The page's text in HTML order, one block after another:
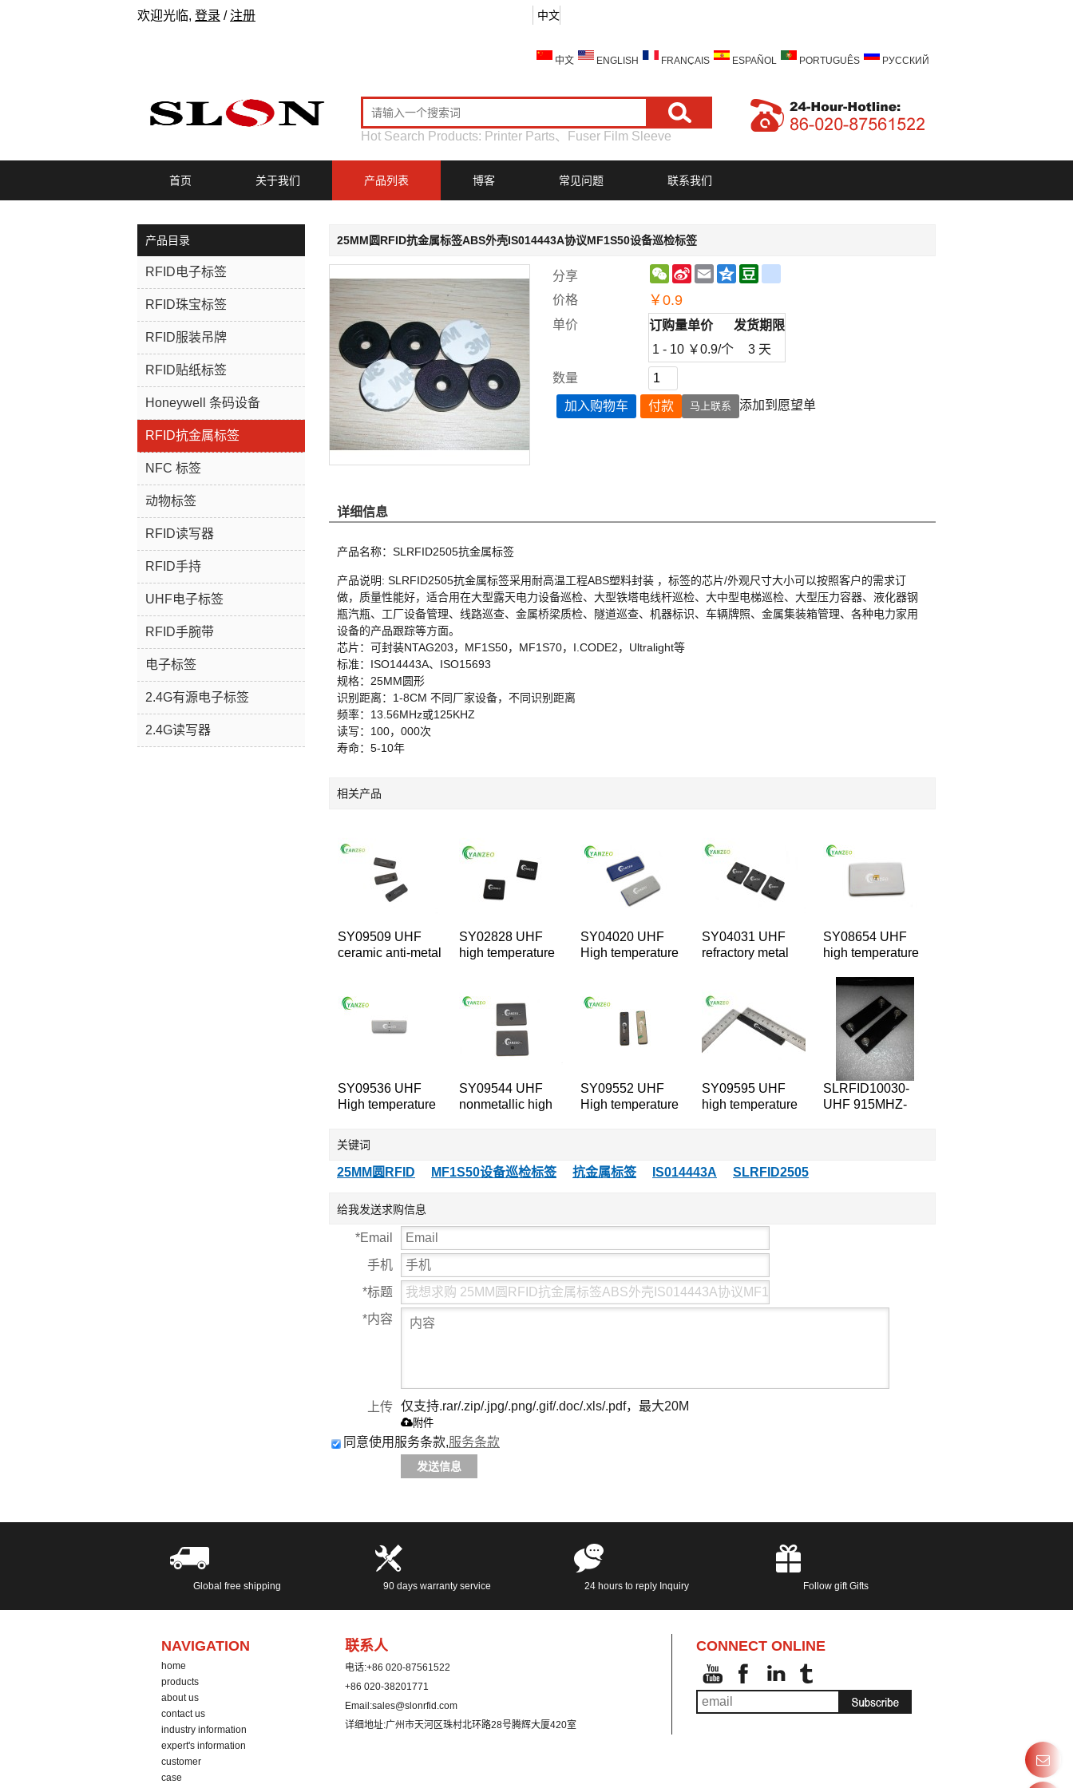
欢迎光临, 登录 / 注册 中文
中文 ENGLISH FRANÇAIS ESPAÑOL PORTUGUÊS РУССКИЙ
Hot Search Products: Printer Parts、 Fuser Film Sleeve
首页 关于我们 产品列表 博客 常见问题 联系我们
产品目录
RFID电子标签
RFID珠宝标签
RFID服装吊牌
RFID贴纸标签
Honeywell 条码设备
RFID抗金属标签
NFC 标签
动物标签
RFID读写器
RFID手持
UHF电子标签
RFID手腕带
电子标签
2.4G有源电子标签
2.4G读写器
25MM圆RFID抗金属标签ABS外壳IS014443A协议MF1S50设备巡检标签
分享 WeChat
Sina
Weibo
EmailQzone
价格 ￥0.9
单价 订购量单价
发货期限
1 - 10 ￥0.9/个 3 天
数量
加入购物车 付款 马上联系 添加到愿望单
详细信息
产品名称：SLRFID2505抗金属标签
产品说明: SLRFID2505抗金属标签采用耐高温工程ABS塑料封装 ，标签的芯片/外观尺寸大小可以按照客户的需求订
做，质量性能好，适合用在大型露天电力设备巡检、大型铁塔电线杆巡检、大中型电梯巡检、大型压力容器、液化器钢
瓶汽瓶、工厂设备管理、线路巡查、金属桥梁质检、隧道巡查、机器标识、车辆牌照、金属集装箱管理、各种电力家用
设备的产品跟踪等方面。
芯片：可封装NTAG203，MF1S50，MF1S70，I.CODE2，Ultralight等
标准：ISO14443A、ISO15693
规格：25MM圆形
识别距离：1-8CM 不同厂家设备，不同识别距离
频率：13.56MHz或125KHZ
读写：100，000次
寿命：5-10年
相关产品
SY09509 UHF
ceramic anti-metal
SY02828 UHF
high temperature
SY04020 UHF
High temperature
Management tag
SY04031 UHF
refractory metal
SY08654 UHF
high temperature
ceramics vehicle
management tag
SY09536 UHF
High temperature
Devices table
SY09544 UHF
nonmetallic high
SY09552 UHF
High temperature
SY09595 UHF
high temperature
SLRFID10030-
UHF 915MHZ-
关键词
25MM圆RFID MF1S50设备巡检标签 抗金属标签 IS014443A SLRFID2505
给我发送求购信息
*Email
手机
*标题
*内容
上传 仅支持.rar/.zip/.jpg/.png/.gif/.doc/.xls/.pdf，最大20M
附件
同意使用服务条款,服务条款
发送信息
Global free shipping 90 days warranty service 24 hours to reply Inquiry Follow gift Gifts
NAVIGATION
home
products
about us
contact us
industry information
expert's information
customer
case
联系人
电话:+86 020-87561522
+86 020-38201771
Email:sales@slonrfid.com
详细地址:广州市天河区珠村北环路28号腾辉大厦420室
CONNECT ONLINE